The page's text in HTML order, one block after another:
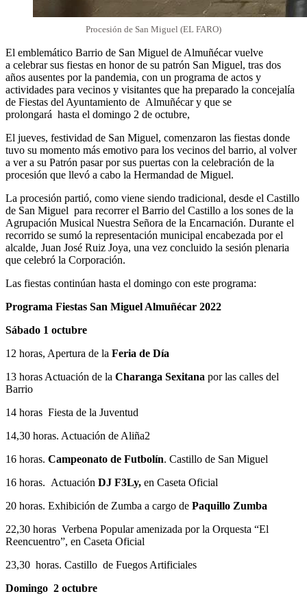
Procesión de San Miguel (EL FARO)
El emblemático Barrio de San Miguel de Almuñécar vuelve
a celebrar sus fiestas en honor de su patrón San Miguel, tras dos
años ausentes por la pandemia, con un programa de actos y
actividades para vecinos y visitantes que ha preparado la concejalía
de Fiestas del Ayuntamiento de Almuñécar y que se
prolongará hasta el domingo 2 de octubre,
El jueves, festividad de San Miguel, comenzaron las fiestas donde
tuvo su momento más emotivo para los vecinos del barrio, al volver
a ver a su Patrón pasar por sus puertas con la celebración de la
procesión que llevó a cabo la Hermandad de Miguel.
La procesión partió, como viene siendo tradicional, desde el Castillo
de San Miguel para recorrer el Barrio del Castillo a los sones de la
Agrupación Musical Nuestra Señora de la Encarnación. Durante el
recorrido se sumó la representación municipal encabezada por el
alcalde, Juan José Ruiz Joya, una vez concluido la sesión plenaria
que celebró la Corporación.
Las fiestas continúan hasta el domingo con este programa:
Programa Fiestas San Miguel Almuñécar 2022
Sábado 1 octubre
12 horas, Apertura de la Feria de Día
13 horas Actuación de la Charanga Sexitana por las calles del
Barrio
14 horas Fiesta de la Juventud
14,30 horas. Actuación de Aliña2
16 horas. Campeonato de Futbolín. Castillo de San Miguel
16 horas. Actuación DJ F3Ly, en Caseta Oficial
20 horas. Exhibición de Zumba a cargo de Paquillo Zumba
22,30 horas Verbena Popular amenizada por la Orquesta “El
Reencuentro”, en Caseta Oficial
23,30 horas. Castillo de Fuegos Artificiales
Domingo 2 octubre